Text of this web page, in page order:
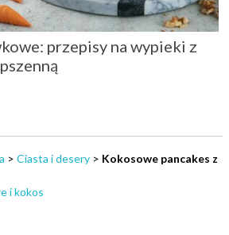
przepisy na wypieki z
> Ciasta i desery > Kokosowe pancakes z
i kokos